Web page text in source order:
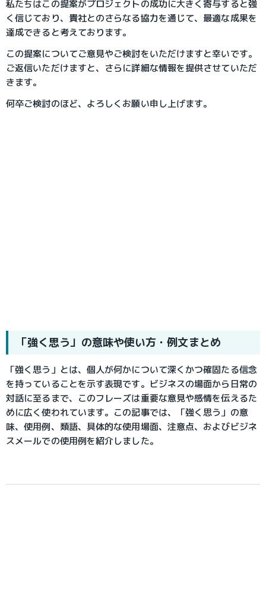
私たちはこの提案がプロジェクトの成功に大きく寄与すると強
く信じており、貴社とのさらなる協力を通じて、最適な成果を
達成できると考えております。
この提案についてご意見やご検討をいただけますと幸いです。
ご返信いただけますと、さらに詳細な情報を提供させていただ
きます。
何卒ご検討のほど、よろしくお願い申し上げます。
「強く思う」の意味や使い方・例文まとめ
「強く思う」とは、個人が何かについて深くかつ確固たる信念
を持っていることを示す表現です。ビジネスの場面から日常の
対話に至るまで、このフレーズは重要な意見や感情を伝えるた
めに広く使われています。この記事では、「強く思う」の意
味、使用例、類語、具体的な使用場面、注意点、およびビジネ
スメールでの使用例を紹介しました。